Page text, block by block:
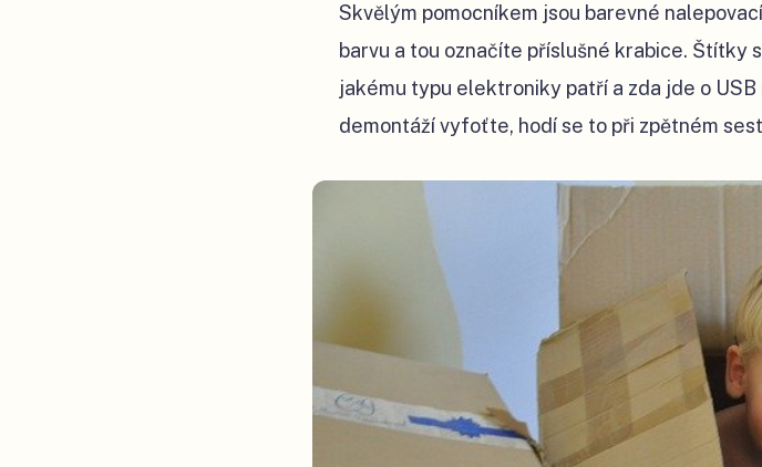
Skvělým pomocníkem jsou barevné
barvu a tou označíte příslušné krabice. Štítky
jakému typu elektroniky patří a zda jde o
demontáží vyfoťte, hodí se to při zpětném